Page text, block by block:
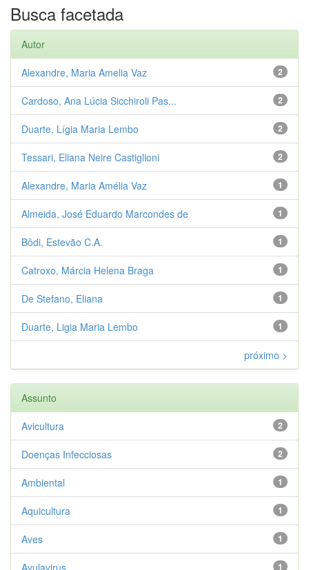
Busca facetada
Autor
2
Alexandre, Maria Amelia Vaz
2
Cardoso, Ana Lúcia Sicchiroli Pas...
2
Duarte, Lígia Maria Lembo
2
Tessari, Eliana Neire Castiglioni
1
Alexandre, Maria Amélia Vaz
1
Almeida, José Eduardo Marcondes de
1
Bôdi, Estevão C.A.
1
Catroxo, Márcia Helena Braga
1
De Stefano, Eliana
1
Duarte, Ligia Maria Lembo
próximo >
Assunto
2
Avicultura
2
Doenças Infecciosas
1
Ambiental
1
Aquicultura
1
Aves
1
Avulavirus